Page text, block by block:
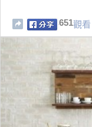
651觀看